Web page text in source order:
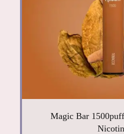
Magic Bar